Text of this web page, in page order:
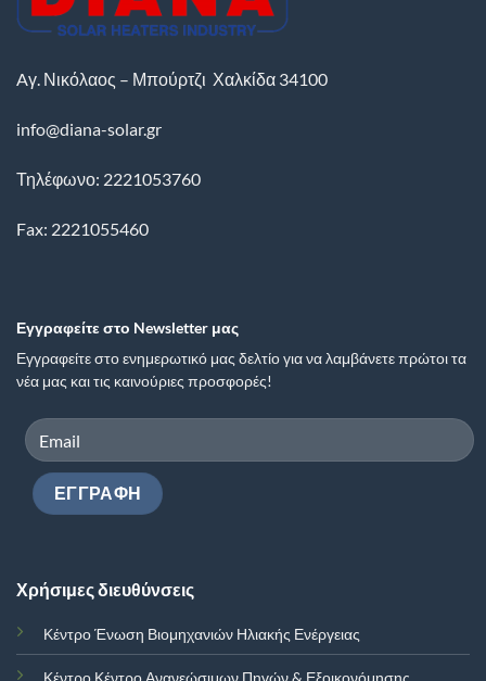
Aγ. Νικόλαος – Μπούρτζι Χαλκίδα 34100
info@diana-solar.gr
Τηλέφωνο: 2221053760
Fax: 2221055460
Εγγραφείτε στο Newsletter μας
Εγγραφείτε στο ενημερωτικό μας δελτίο για να λαμβάνετε πρώτοι τα
νέα μας και τις καινούριες προσφορές!
Χρήσιμες διευθύνσεις
Κέντρο Ένωση Βιομηχανιών Ηλιακής Ενέργειας
Κέντρο Κέντρο Ανανεώσιμων Πηγών & Εξοικονόμησης